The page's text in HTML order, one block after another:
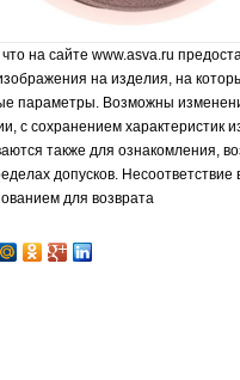
на сайте www.asva.ru
на изделия, на
параметры. Возможны
с сохранением характеристик
также для ознакомления,
допусков. Несоответствие
для возврата